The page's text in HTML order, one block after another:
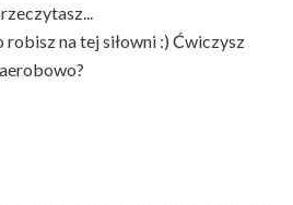
robisz na tej siłowni :) Ćwiczysz